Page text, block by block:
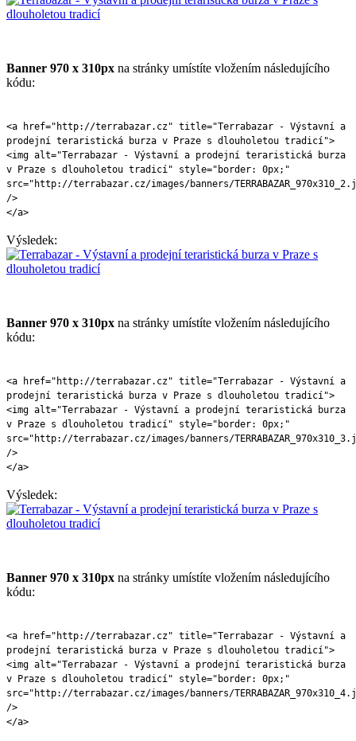
Banner 970 x 310px na stránky umístíte vložením následujícího
kódu:
<a href="http://terrabazar.cz" title="Terrabazar - Výstavní a
prodejní teraristická burza v Praze s dlouholetou tradicí">
<img alt="Terrabazar - Výstavní a prodejní teraristická burza
v Praze s dlouholetou tradicí" style="border: 0px;"
src="http://terrabazar.cz/images/banners/
/>
</a>
Výsledek:
Banner 970 x 310px na stránky umístíte vložením následujícího
kódu:
<a href="http://terrabazar.cz" title="Terrabazar - Výstavní a
prodejní teraristická burza v Praze s dlouholetou tradicí">
<img alt="Terrabazar - Výstavní a prodejní teraristická burza
v Praze s dlouholetou tradicí" style="border: 0px;"
src="http://terrabazar.cz/images/banners/
/>
</a>
Výsledek:
Banner 970 x 310px na stránky umístíte vložením následujícího
kódu:
<a href="http://terrabazar.cz" title="Terrabazar - Výstavní a
prodejní teraristická burza v Praze s dlouholetou tradicí">
<img alt="Terrabazar - Výstavní a prodejní teraristická burza
v Praze s dlouholetou tradicí" style="border: 0px;"
src="http://terrabazar.cz/images/banners/
/>
</a>